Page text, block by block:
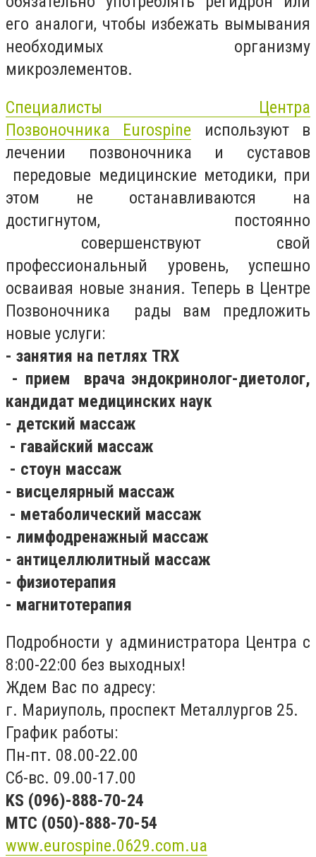
его аналоги, чтобы избежать вымывания
необходимых организму
микроэлементов.
Специалисты Центра
Позвоночника Eurospine используют в
лечении позвоночника и суставов
передовые медицинские методики, при
этом не останавливаются на
достигнутом, постоянно
совершенствуют свой
профессиональный уровень, успешно
осваивая новые знания. Теперь в Центре
Позвоночника рады вам предложить
новые услуги:
- занятия на петлях TRX
- прием врача эндокринолог-диетолог,
кандидат медицинских наук
- детский массаж
- гавайский массаж
- стоун массаж
- висцелярный массаж
- метаболический массаж
- лимфодренажный массаж
- антицеллюлитный массаж
- физиотерапия
- магнитотерапия
Подробности у администратора Центра с
8:00-22:00 без выходных!
Ждем Вас по адресу:
г. Мариуполь, проспект Металлургов 25.
График работы:
Пн-пт. 08.00-22.00
Сб-вс. 09.00-17.00
KS (096)-888-70-24
MTC (050)-888-70-54
www.eurospine.0629.com.ua